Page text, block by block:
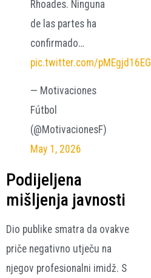
Rhoades. Ninguna
de las partes ha
confirmado…
pic.twitter.com/pMEgjd16EG
— Motivaciones
Fútbol
(@MotivacionesF)
May 1, 2026
Podijeljena
mišljenja javnosti
Dio publike smatra da ovakve
priče negativno utječu na
njegov profesionalni imidž. S